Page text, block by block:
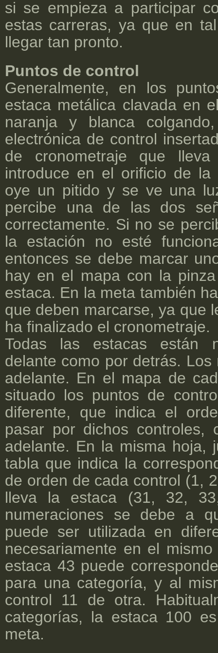
si se empieza a participar
estas carreras, ya que en
llegar tan pronto.
Puntos de control
Generalmente, en los
estaca metálica clavada en
naranja y blanca
electrónica de control
de cronometraje que
introduce en el orificio de
oye un pitido y se ve una
percibe una de las dos
correctamente. Si no se
la estación no esté
entonces se debe marcar
hay en el mapa con la
estaca. En la meta también
que deben marcarse, ya que
ha finalizado el cronometraje.
Todas las estacas están
delante como por detrás.
adelante. En el mapa de
situado los puntos de
diferente, que indica el
pasar por dichos controles,
adelante. En la misma hoja,
tabla que indica la
de orden de cada control (1,
lleva la estaca (31, 32,
numeraciones se debe a
puede ser utilizada en
necesariamente en el
estaca 43 puede
para una categoría, y al
control 11 de otra.
categorías, la estaca 100
meta.